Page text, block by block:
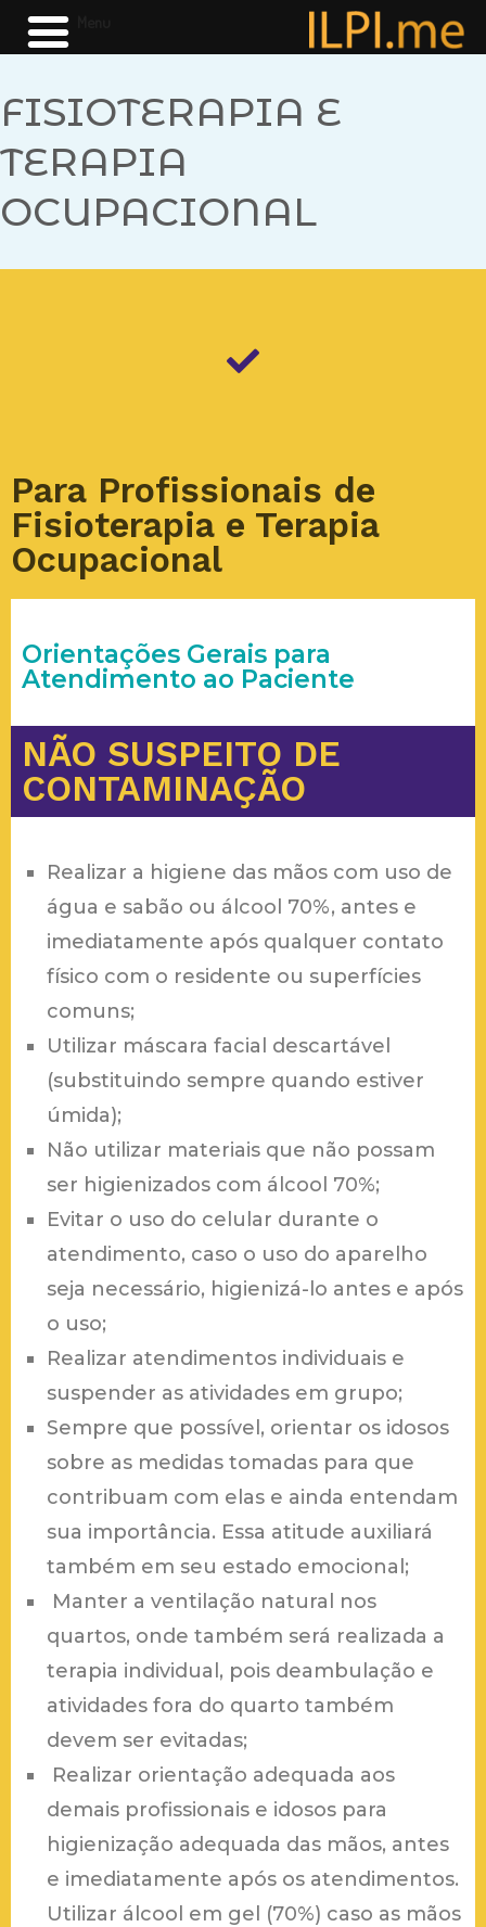
FISIOTERAPIA E
TERAPIA
OCUPACIONAL
Para Profissionais de
Fisioterapia e Terapia
Ocupacional
Orientações Gerais para
Atendimento ao Paciente
NÃO SUSPEITO DE
CONTAMINAÇÃO
Realizar a higiene das mãos com uso de
água e sabão ou álcool 70%, antes e
imediatamente após qualquer contato
físico com o residente ou superfícies
comuns;
Utilizar máscara facial descartável
(substituindo sempre quando estiver
úmida);
Não utilizar materiais que não possam
ser higienizados com álcool 70%;
Evitar o uso do celular durante o
atendimento, caso o uso do aparelho
seja necessário, higienizá-lo antes e após
o uso;
Realizar atendimentos individuais e
suspender as atividades em grupo;
Sempre que possível, orientar os idosos
sobre as medidas tomadas para que
contribuam com elas e ainda entendam
sua importância. Essa atitude auxiliará
também em seu estado emocional;
Manter a ventilação natural nos
quartos, onde também será realizada a
terapia individual, pois deambulação e
atividades fora do quarto também
devem ser evitadas;
Realizar orientação adequada aos
demais profissionais e idosos para
higienização adequada das mãos, antes
e imediatamente após os atendimentos.
Utilizar álcool em gel (70%) caso as mãos